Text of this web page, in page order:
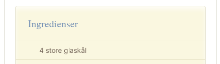
Ingredienser
4 store glaskål